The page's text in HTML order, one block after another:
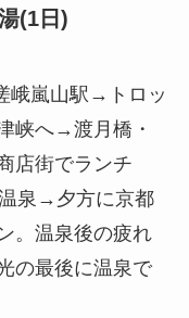
(1日)
峨嵐山駅→トロッ
峡へ→渡月橋・
店街でランチ
泉→夕方に京都
。温泉後の疲れ
の最後に温泉で